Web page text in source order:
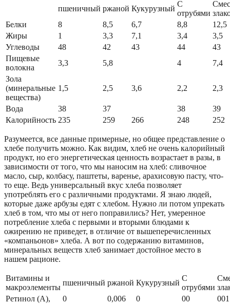
пшеничный ржаной Кукурузный
С
отрубями
Белки
8 8,5 6,7 8,8
12,5
Жиры
1 3,3 7,1 3,4
3,5
Углеводы
48 42 43 44
43
Пищевые
волокна
3,3 5,8 4
7,4
Зола
(минеральные
вещества)
1,5 2,5 3,6 2,2 2,3
Вода 38 37 38
39
Калорийность 235 259 266 248 252
Разумеется, все данные примерные, но общее представление о
хлебе получить можно. Как видим, хлеб не очень калорийный
продукт, но его энергетическая ценность возрастает в разы, в
зависимости от того, что мы наносим на хлеб: сливочное
масло, сыр, колбасу, паштеты, варенье, арахисовую пасту, что-
то еще. Ведь универсальный вкус хлеба позволяет
употреблять его с различными продуктами. Я знаю людей,
которые даже арбузы едят с хлебом. Нужно ли потом упрекать
хлеб в том, что мы от него поправились? Нет, умеренное
потребление хлеба с первыми и вторыми блюдами к
ожирению не приведет, в отличие от вышеперечисленных
«компаньонов» хлеба. А вот по содержанию витаминов,
минеральных веществ хлеб занимает достойное место в
нашем рационе.
Витамины и
макроэлементы
пшеничный ржаной Кукурузный
С
отрубями
Ретинол (А),
0 0,006 0 00
001